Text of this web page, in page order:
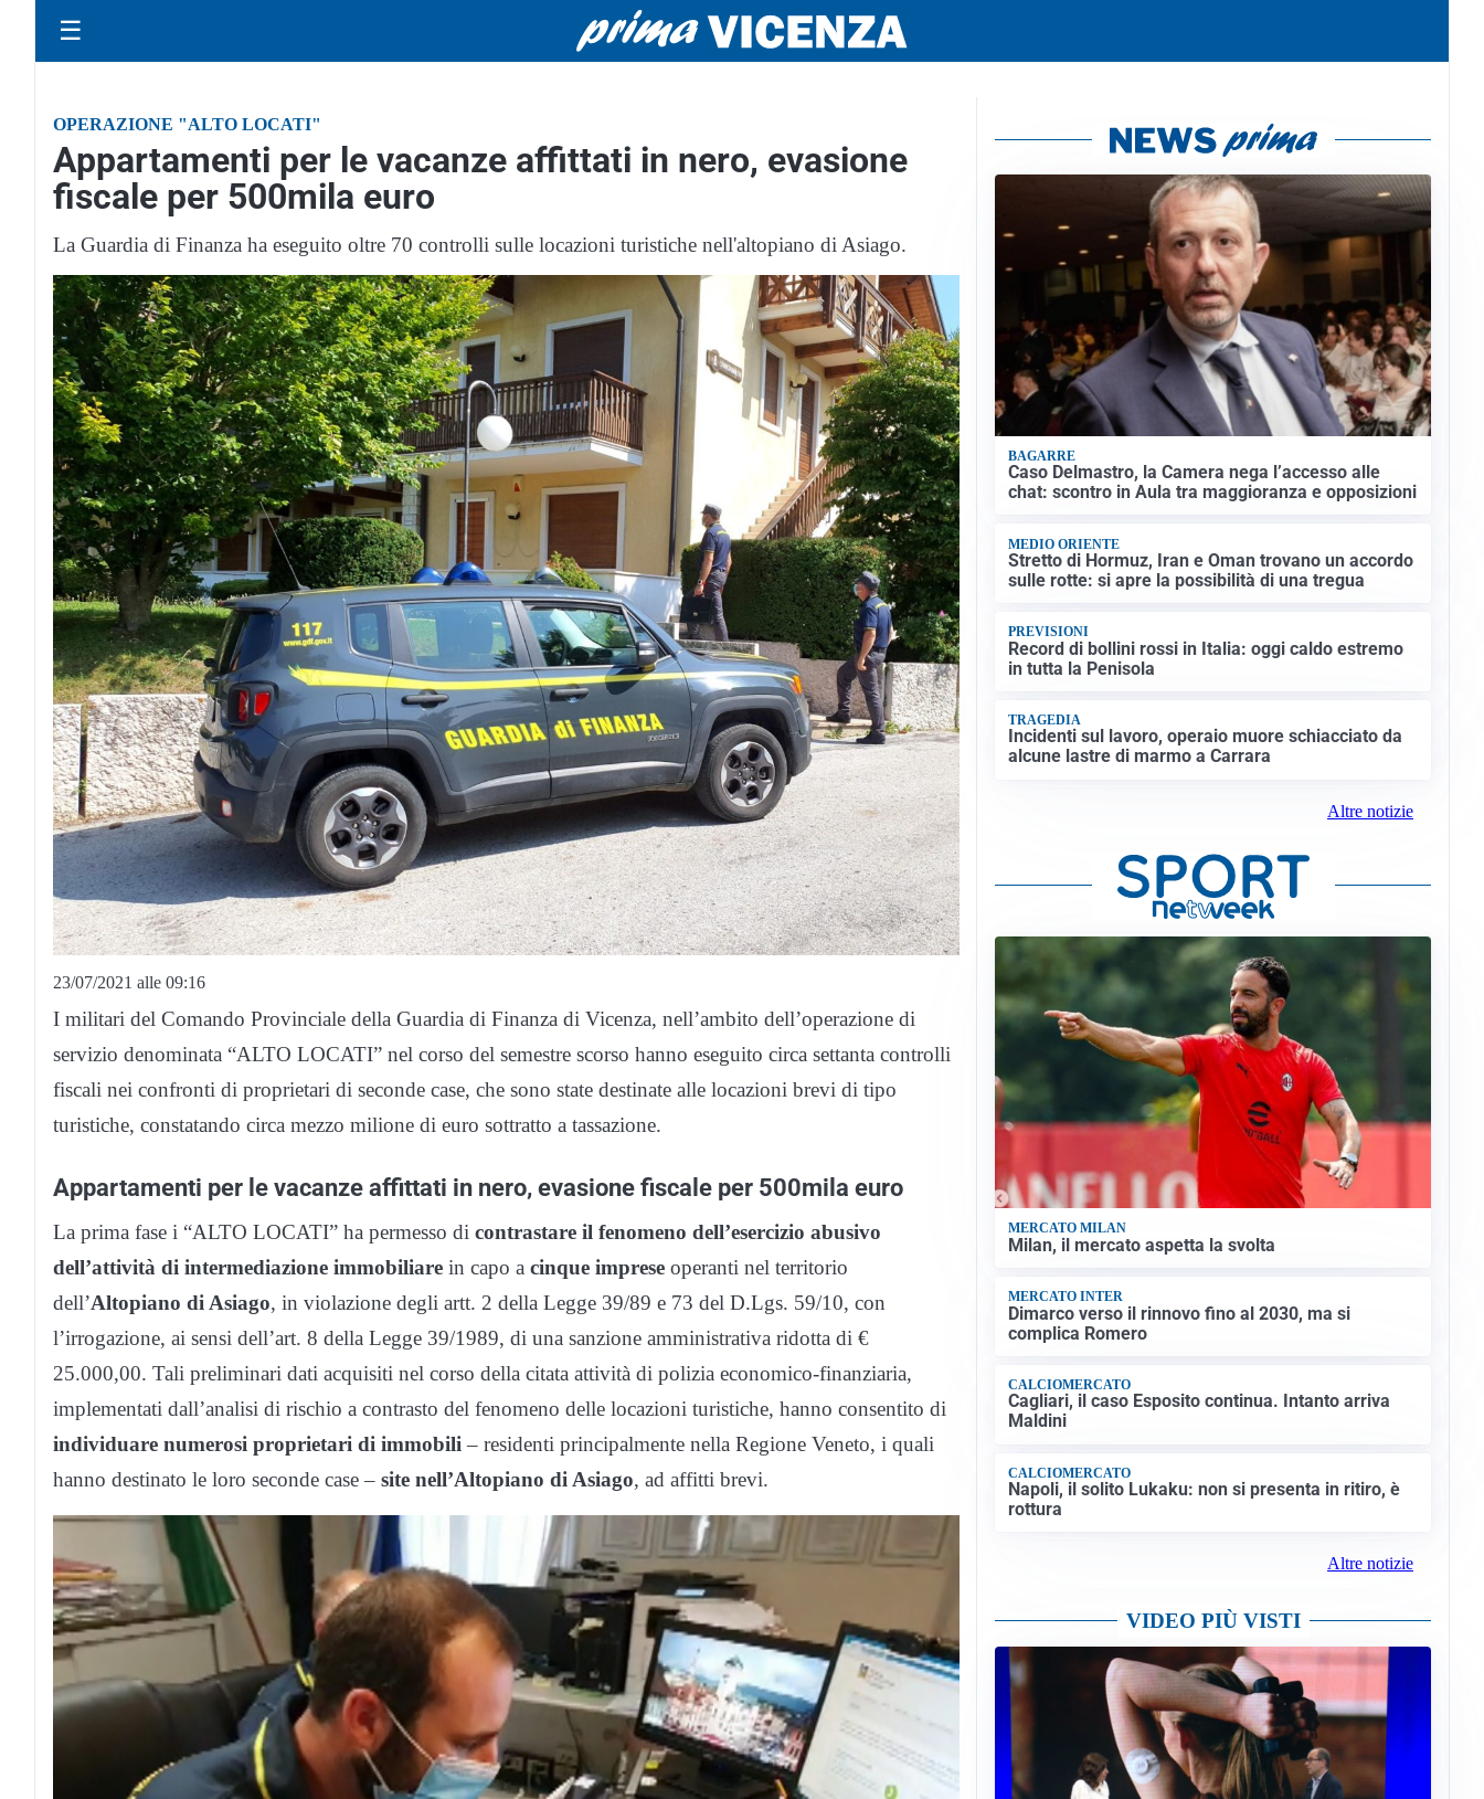
☰
OPERAZIONE "ALTO LOCATI"
Appartamenti per le vacanze affittati in nero, evasione
fiscale per 500mila euro
La Guardia di Finanza ha eseguito oltre 70 controlli sulle locazioni turistiche nell'altopiano di Asiago.
23/07/2021 alle 09:16
I militari del Comando Provinciale della Guardia di Finanza di Vicenza, nell’ambito dell’operazione di
servizio denominata “ALTO LOCATI” nel corso del semestre scorso hanno eseguito circa settanta controlli
fiscali nei confronti di proprietari di seconde case, che sono state destinate alle locazioni brevi di tipo
turistiche, constatando circa mezzo milione di euro sottratto a tassazione.
Appartamenti per le vacanze affittati in nero, evasione fiscale per 500mila euro
La prima fase i “ALTO LOCATI” ha permesso di contrastare il fenomeno dell’esercizio abusivo
dell’attività di intermediazione immobiliare in capo a cinque imprese operanti nel territorio
dell’Altopiano di Asiago, in violazione degli artt. 2 della Legge 39/89 e 73 del D.Lgs. 59/10, con
l’irrogazione, ai sensi dell’art. 8 della Legge 39/1989, di una sanzione amministrativa ridotta di €
25.000,00. Tali preliminari dati acquisiti nel corso della citata attività di polizia economico-finanziaria,
implementati dall’analisi di rischio a contrasto del fenomeno delle locazioni turistiche, hanno consentito di
individuare numerosi proprietari di immobili – residenti principalmente nella Regione Veneto, i quali
hanno destinato le loro seconde case – site nell’Altopiano di Asiago, ad affitti brevi.
BAGARRE
Caso Delmastro, la Camera nega l’accesso alle
chat: scontro in Aula tra maggioranza e opposizioni
MEDIO ORIENTE
Stretto di Hormuz, Iran e Oman trovano un accordo
sulle rotte: si apre la possibilità di una tregua
PREVISIONI
Record di bollini rossi in Italia: oggi caldo estremo
in tutta la Penisola
TRAGEDIA
Incidenti sul lavoro, operaio muore schiacciato da
alcune lastre di marmo a Carrara
Altre notizie
MERCATO MILAN
Milan, il mercato aspetta la svolta
MERCATO INTER
Dimarco verso il rinnovo fino al 2030, ma si
complica Romero
CALCIOMERCATO
Cagliari, il caso Esposito continua. Intanto arriva
Maldini
CALCIOMERCATO
Napoli, il solito Lukaku: non si presenta in ritiro, è
rottura
Altre notizie
VIDEO PIÙ VISTI